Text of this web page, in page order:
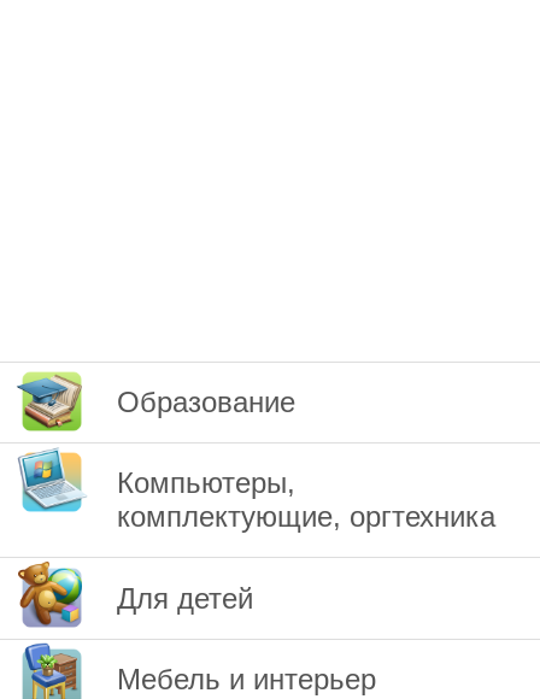
Образование
Компьютеры,
комплектующие, оргтехника
Для детей
Мебель и интерьер